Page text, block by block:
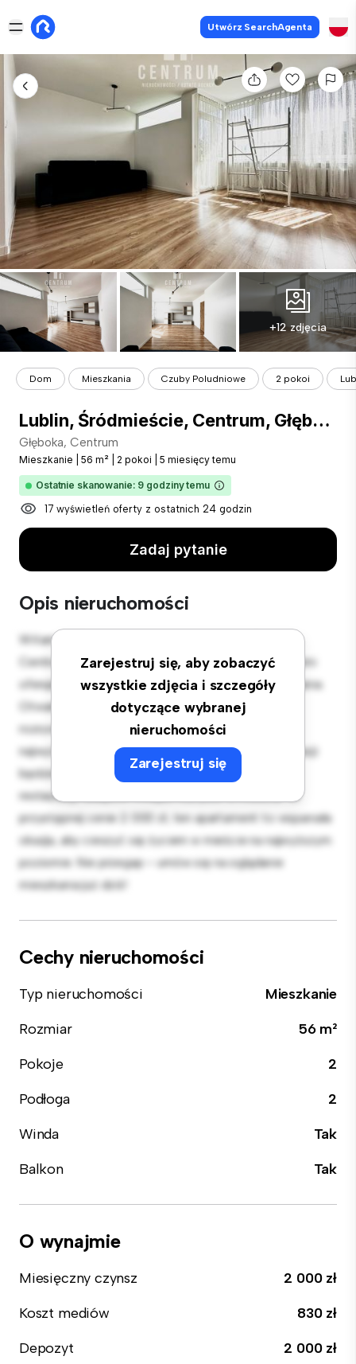
Utwórz SearchAgenta
+12 zdjęcia
Dom Mieszkania Czuby Poludniowe 2 pokoi
Lublin, Śródmieście, Centrum, Głęboka
Głęboka, Centrum
Mieszkanie 56 m² 2 pokoi 5 miesięcy temu
Ostatnie skanowanie: 9 godziny temu
17 wyświetleń oferty z ostatnich 24 godzin
Zadaj pytanie
Opis nieruchomości
Zarejestruj się, aby zobaczyć
wszystkie zdjęcia i szczegóły
dotyczące wybranej
nieruchomości
Zarejestruj się
Witamy w Twojej nowej miejskiej oazie w Głęboka,
Centrum! Ten nowoczesny apartament z 2 sypialniami
oferuje stylową i przytulną przestrzeń do zamieszkania.
Otwarta koncepcja układu idealnie nadaje się do
rozrywki, a elegancka kuchnia jest wyposażona w
najwyższej jakości sprzęt. Dzięki doskonałej lokalizacji
będziesz zaledwie kilka kroków od najlepszych
restauracji, sklepów i miejsc rozrywki w mieście. W
przystępnej cenie 2 000 zł, ten apartament to wspaniała
okazja, aby cieszyć się życiem w mieście na najwyższym
poziomie. Nie przegap – umów się na oglądanie
mieszkania już dziś!
Cechy nieruchomości
Typ nieruchomości
Mieszkanie
Rozmiar
56 m²
Pokoje
2
Podłoga
2
Winda
Tak
Balkon
Tak
O wynajmie
Miesięczny czynsz
2 000 zł
Koszt mediów
830 zł
Depozyt
2 000 zł